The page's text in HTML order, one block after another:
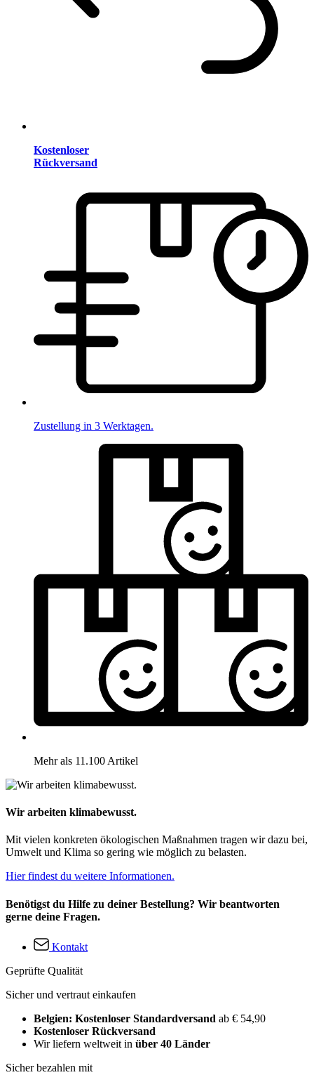
Kostenloser
Rückversand
Zustellung in 3 Werktagen.
Mehr als 11.100 Artikel
Wir arbeiten klimabewusst.
Mit vielen konkreten ökologischen Maßnahmen tragen wir dazu bei,
Umwelt und Klima so gering wie möglich zu belasten.
Hier findest du weitere Informationen.
Benötigst du Hilfe zu deiner Bestellung? Wir beantworten
gerne deine Fragen.
Kontakt
Geprüfte Qualität
Sicher und vertraut einkaufen
Belgien: Kostenloser Standardversand ab € 54,90
Kostenloser Rückversand
Wir liefern weltweit in über 40 Länder
Sicher bezahlen mit